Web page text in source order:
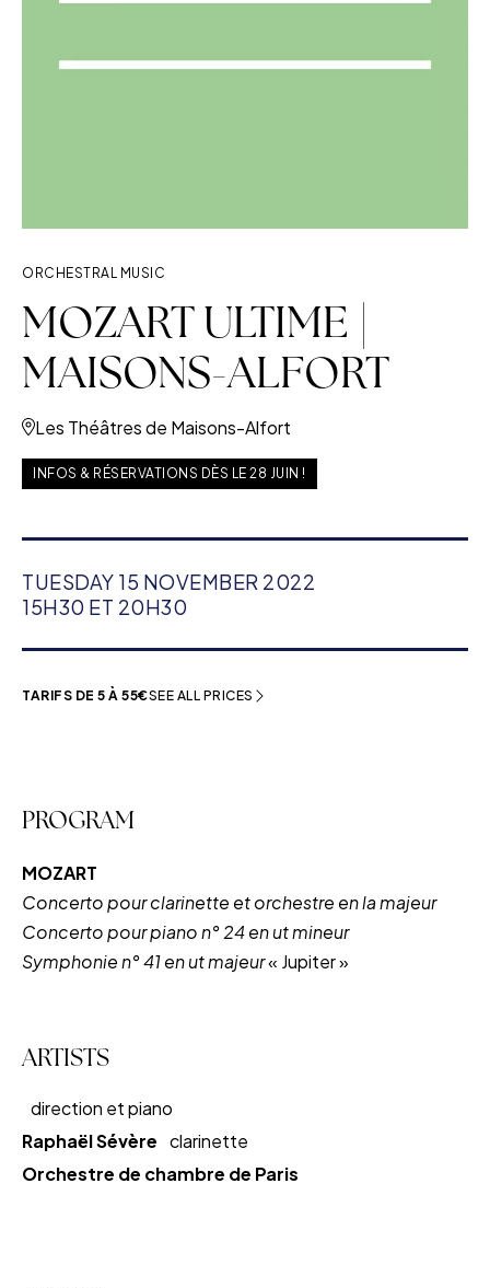
ORCHESTRAL MUSIC
MOZART ULTIME |
MAISONS-ALFORT
Les Théâtres de Maisons-Alfort
INFOS & RÉSERVATIONS DÈS LE 28 JUIN !
TUESDAY 15 NOVEMBER 2022
15H30 ET 20H30
TARIFS DE 5 À 55€SEE ALL PRICES
PROGRAM
MOZART
Concerto pour clarinette et orchestre en la majeur
Concerto pour piano n° 24 en ut mineur
Symphonie n° 41 en ut majeur« Jupiter »
ARTISTS
direction et piano
Raphaël Sévère clarinette
Orchestre de chambre de Paris